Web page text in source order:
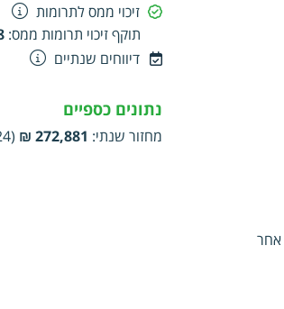
זיכוי ממס לתרומות
תוקף זיכוי תרומות ממס:
דיווחים שנתיים
נתונים כספיים
מחזור שנתי:
272,881 ₪
(2024)
אחר